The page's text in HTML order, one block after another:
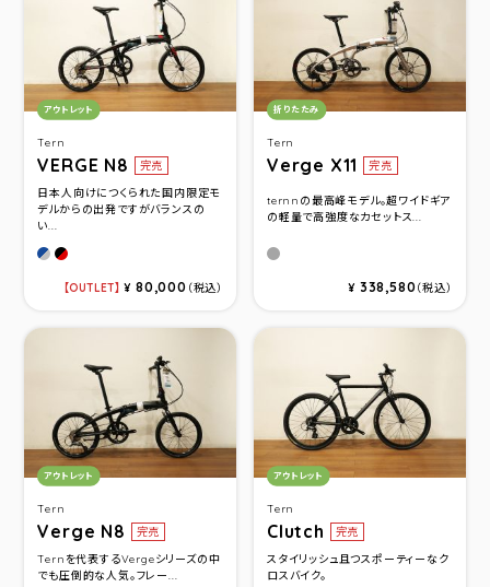
Tern
VERGE N8 完売
カテゴリ：
アウトレット
日本人向けにつくられた国内限定モ
デルからの出発ですがバランスの
い...
ブル－/シルバ－
マットブラック/レッド
OUTLET ¥ 80,000 （税込）
Tern
Verge X11 完売
カテゴリ：
折りたたみ
ternnの最高峰モデル。超ワイドギア
の軽量で高強度なカセットス...
クローム／ガンメタル
¥ 338,580（税込）
Tern
Verge N8 完売
カテゴリ：
アウトレット
Ternを代表するVergeシリーズの中
でも圧倒的な人気。フレー...
Tern
Clutch 完売
カテゴリ：
アウトレット
スタイリッシュ且つスポーティーなク
ロスバイク。